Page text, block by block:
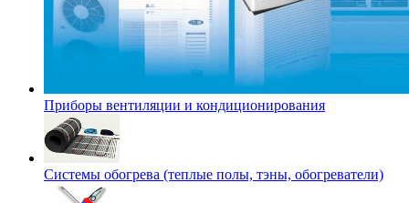
Приборы вентиляции и кондиционирования
Системы обогрева (теплые полы, тэны, обогреватели)